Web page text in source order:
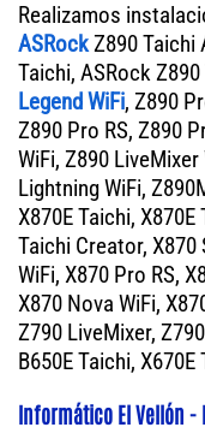
Realizamos
ASRockZ890 Taichi
Taichi, ASRock
Legend WiFi, Z890
Z890 Pro RS, Z890
WiFi, Z890
Lightning WiFi,
X870E Taichi,
Taichi Creator, X870
WiFi, X870 Pro RS,
X870 Nova WiFi,
Z790 LiveMixer,
B650E Taichi,
Informático El Vellón -